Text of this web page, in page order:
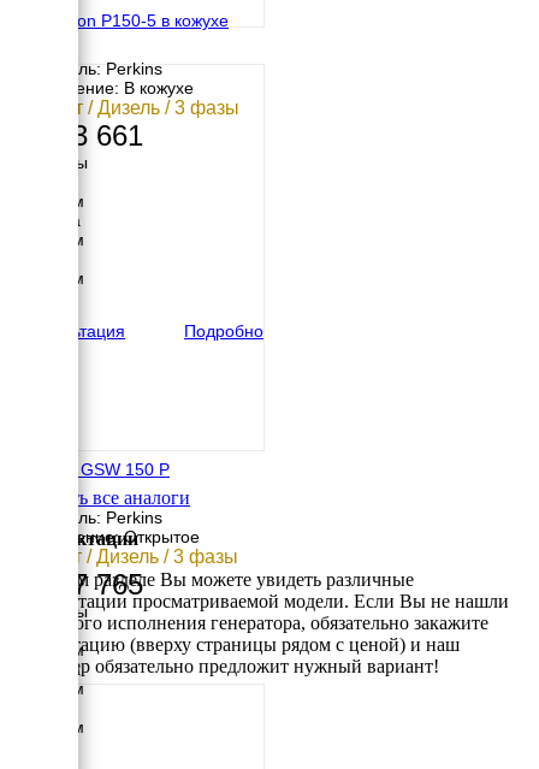
FG Wilson P150-5 в кожухе
Двигатель: Perkins
Исполнение: В кожухе
108 кВт / Дизель / 3 фазы
2 793 661
Размеры
3520 мм
Ширина
1010 мм
1815 мм
Консультация
Подробно
Pramac GSW 150 P
Двигатель: Perkins
Исполнение: Открытое
110 кВт / Дизель / 3 фазы
1 877 765
Размеры
2600 мм
Ширина
1000 мм
1743 мм
Смотреть все аналоги
Комплектации
В данном разделе Вы можете увидеть различные
комплектации просматриваемой модели. Если Вы не нашли
требуемого исполнения генератора, обязательно закажите
консультацию (вверху страницы рядом с ценой) и наш
менеджер обязательно предложит нужный вариант!